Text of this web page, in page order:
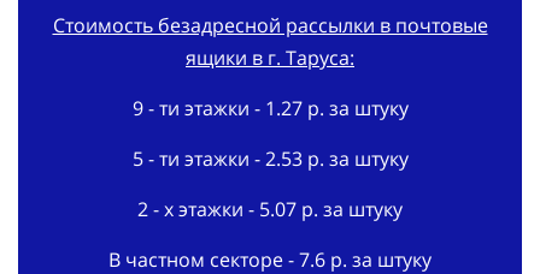
Стоимость безадресной рассылки в почтовые
ящики в г. Таруса:
9 - ти этажки - 1.27 р. за штуку
5 - ти этажки - 2.53 р. за штуку
2 - х этажки - 5.07 р. за штуку
В частном секторе - 7.6 р. за штуку